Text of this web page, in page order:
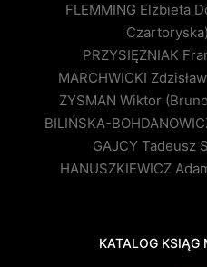
FLEMMING Elżbieta
PRZYSIĘŻNIAK
MARCHWICKI
ZYSMAN Wiktor
BILIŃSKA-
GAJCY Tadeusz
HANUSZKIEWICZ
KATALOG KSIĄG